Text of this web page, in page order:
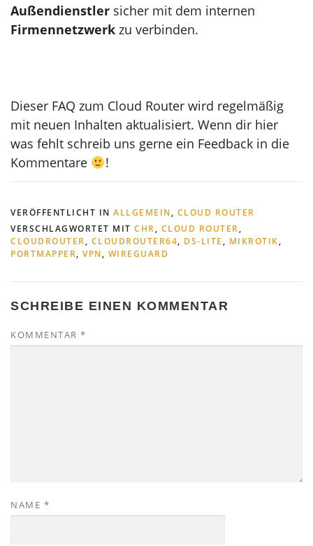
Außendienstler sicher mit dem internen
Firmennetzwerk zu verbinden.
Dieser FAQ zum Cloud Router wird regelmäßig
mit neuen Inhalten aktualisiert. Wenn dir hier
was fehlt schreib uns gerne ein Feedback in die
Kommentare
!
VERÖFFENTLICHT IN ALLGEMEIN, CLOUD ROUTER
VERSCHLAGWORTET MIT CHR, CLOUD ROUTER,
CLOUDROUTER, CLOUDROUTER64, DS-LITE, MIKROTIK,
PORTMAPPER, VPN, WIREGUARD
SCHREIBE EINEN KOMMENTAR
KOMMENTAR *
NAME *